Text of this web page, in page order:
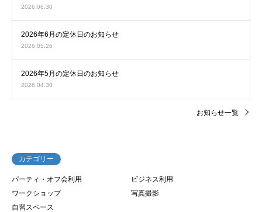
2026.06.30
2026年6月の定休日のお知らせ
2026.05.26
2026年5月の定休日のお知らせ
2026.04.30
お知らせ一覧
カテゴリー
パーティ・オフ会利用
ビジネス利用
ワークショップ
写真撮影
自習スペース